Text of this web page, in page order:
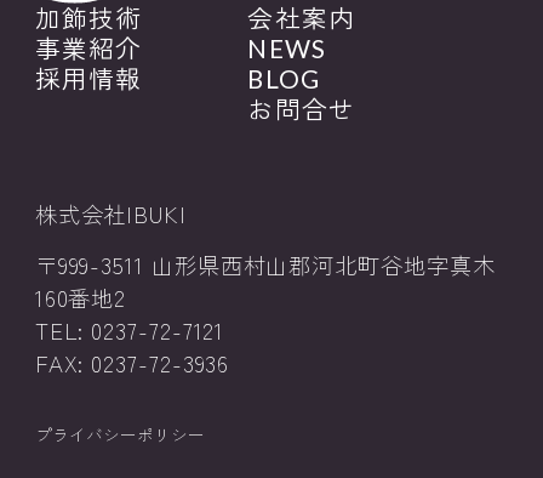
加飾技術
事業紹介
採用情報
会社案内
NEWS
BLOG
お問合せ
株式会社IBUKI
〒999-3511 山形県西村山郡河北町谷地字真木
160番地2
TEL: 0237-72-7121
FAX: 0237-72-3936
プライバシーポリシー